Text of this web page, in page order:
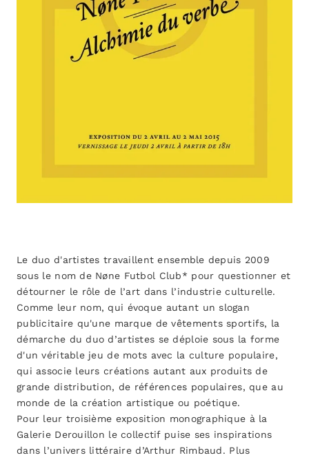
Le duo d'artistes travaillent ensemble depuis 2009
sous le nom de Nøne Futbol Club* pour questionner et
détourner le rôle de l’art dans l’industrie culturelle.
Comme leur nom, qui évoque autant un slogan
publicitaire qu'une marque de vêtements sportifs, la
démarche du duo d’artistes se déploie sous la forme
d'un véritable jeu de mots avec la culture populaire,
qui associe leurs créations autant aux produits de
grande distribution, de références populaires, que au
monde de la création artistique ou poétique.
Pour leur troisième exposition monographique à la
Galerie Derouillon le collectif puise ses inspirations
dans l’univers littéraire d’Arthur Rimbaud. Plus